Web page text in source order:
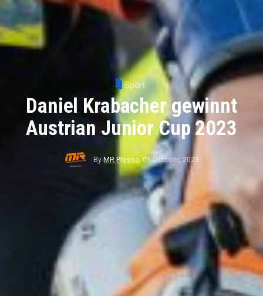
Sport
Daniel Krabacher gewinnt
Austrian Junior Cup 2023
By MR Presse,01 October, 2023